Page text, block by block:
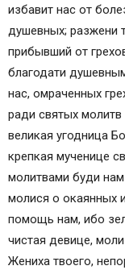
избавит нас от
душевных; разжени
прибывший от
благодати
нас, омраченных
ради святых
великая угодница
крепкая мученице
молитвами буди
молися о окаянных
помощь нам, ибо
чистая девице,
Жениха твоего,